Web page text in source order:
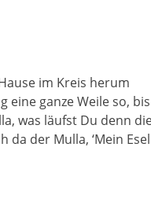
im Kreis herum
eine ganze Weile so, bis
was läufst Du denn
da der Mulla, ‘Mein Esel